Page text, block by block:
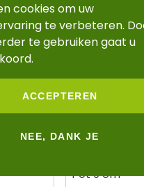
'Sarah
Aster novi
Pot 9 cm
cookies om uw
te verbeteren.
te gebruiken gaat u
ACCEPTEREN
NEE, DANK JE